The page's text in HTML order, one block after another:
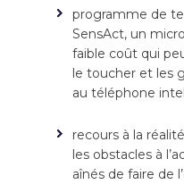
programme de
SensAct, un
faible coût qui
le toucher et les
au téléphone
recours à la
les obstacles à
aînés de faire de